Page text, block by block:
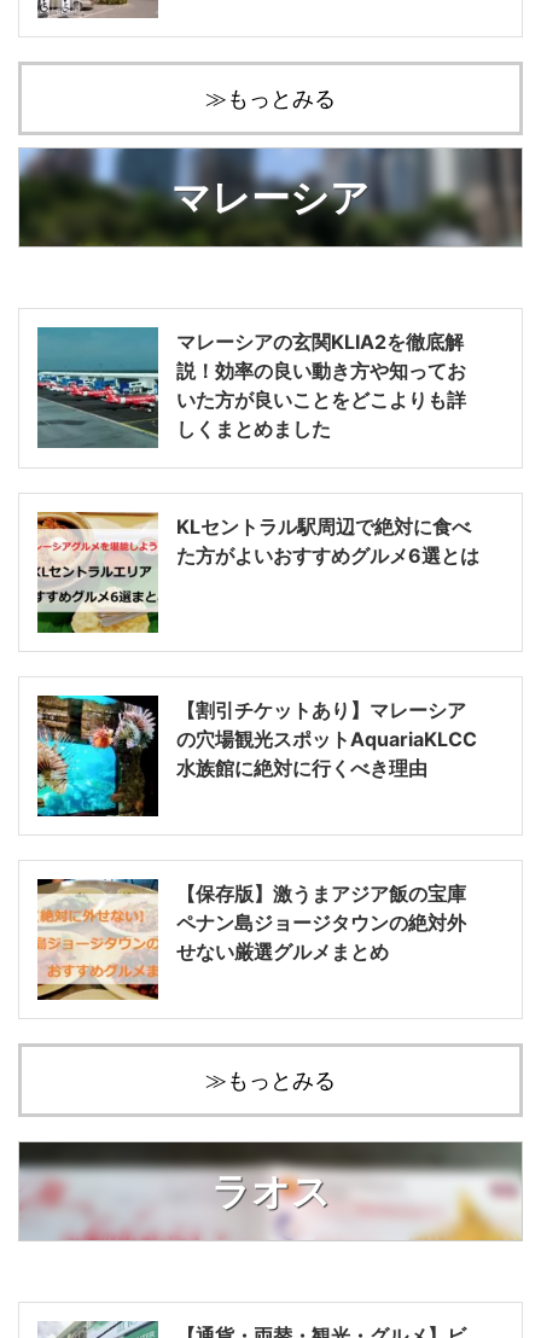
≫もっとみる
マレーシア
マレーシアの玄関KLIA2を徹底解
説！効率の良い動き方や知ってお
いた方が良いことをどこよりも詳
しくまとめました
KLセントラル駅周辺で絶対に食べ
た方がよいおすすめグルメ6選とは
【割引チケットあり】マレーシア
の穴場観光スポットAquariaKLCC
水族館に絶対に行くべき理由
【保存版】激うまアジア飯の宝庫
ペナン島ジョージタウンの絶対外
せない厳選グルメまとめ
≫もっとみる
ラオス